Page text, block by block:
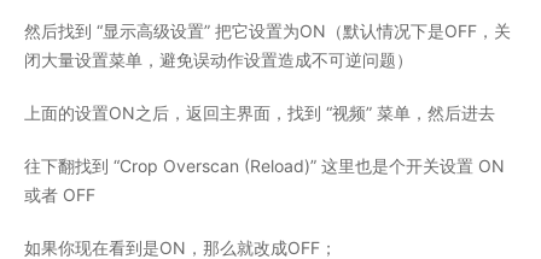
然后找到 “显示高级设置” 把它设置为ON（默认情况下是OFF，关
闭大量设置菜单，避免误动作设置造成不可逆问题）
上面的设置ON之后，返回主界面，找到 “视频” 菜单，然后进去
往下翻找到 “Crop Overscan (Reload)” 这里也是个开关设置 ON
或者 OFF
如果你现在看到是ON，那么就改成OFF；